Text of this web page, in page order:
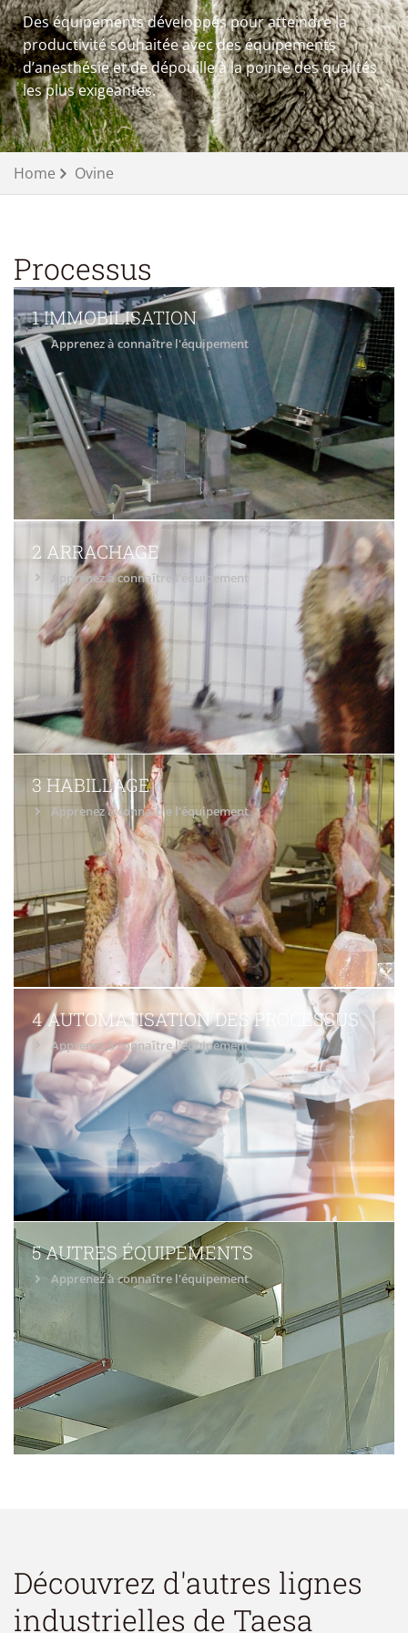
Des équipements développés pour atteindre la
productivité souhaitée avec des équipements
d’anesthésie et de dépouille à la pointe des qualités
les plus exigeantes.
Home Ovine
Processus
1 IMMOBILISATION
Apprenez à connaître l'équipement
2 ARRACHAGE
Apprenez à connaître l'équipement
3 HABILLAGE
Apprenez à connaître l'équipement
4 AUTOMATISATION DES PROCESSUS
Apprenez à connaître l'équipement
5 AUTRES ÉQUIPEMENTS
Apprenez à connaître l'équipement
Découvrez d'autres lignes
industrielles de Taesa